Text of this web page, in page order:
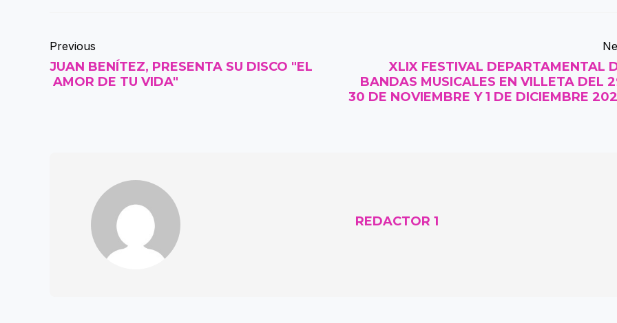
Previous
JUAN BENÍTEZ, PRESENTA SU DISCO "EL
AMOR DE TU VIDA"
XLIX FESTIVAL DEPARTAMENTAL
BANDAS MUSICALES EN VILLETA DEL
30 DE NOVIEMBRE Y 1 DE DICIEMBRE
REDACTOR 1